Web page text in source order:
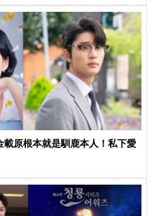
載原根本就是馴鹿本人！私下愛